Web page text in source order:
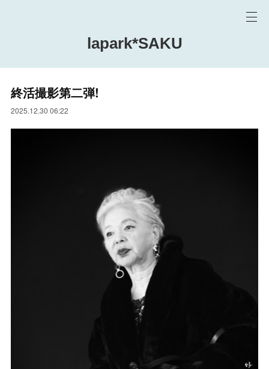
lapark*SAKU
終活撮影第二弾!
2025.12.30 06:22